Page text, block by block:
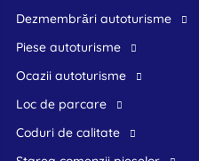
Dezmembrări autoturisme
Piese autoturisme
Ocazii autoturisme
Loc de parcare
Coduri de calitate